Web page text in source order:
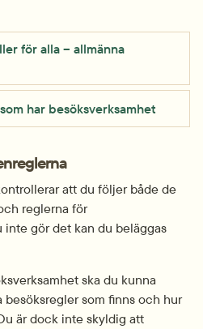
för alla – allmänna
har besöksverksamhet
att du följer både de
reglerna för
inte gör det kan du beläggas
ska du kunna
som finns och hur
är dock inte skyldig att